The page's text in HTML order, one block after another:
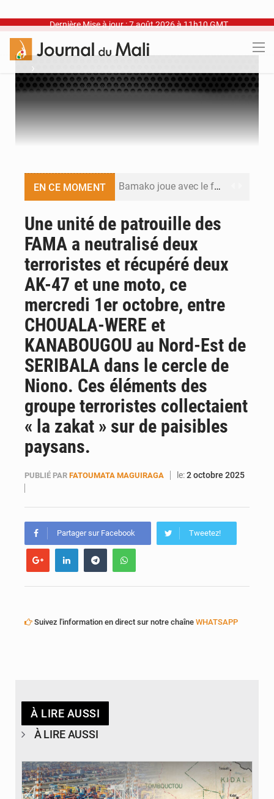
Dernière Mise à jour : 7 août 2026 à 11h10 GMT
›
EN CE MOMENT Bamako joue avec le feu
Ports ouest-africains : la bataille du fret sahélien
Une unité de patrouille des
FAMA a neutralisé deux
terroristes et récupéré deux
AK-47 et une moto, ce
mercredi 1er octobre, entre
CHOUALA-WERE et
KANABOUGOU au Nord-Est de
SERIBALA dans le cercle de
Niono. Ces éléments des
groupe terroristes collectaient
« la zakat » sur de paisibles
paysans.
PUBLIÉ PAR FATOUMATA MAGUIRAGA le:2 octobre 2025
Partager sur Facebook Tweetez!
Suivez l'information en direct sur notre chaîne WHATSAPP
À LIRE AUSSI
À LIRE AUSSI
© JDM